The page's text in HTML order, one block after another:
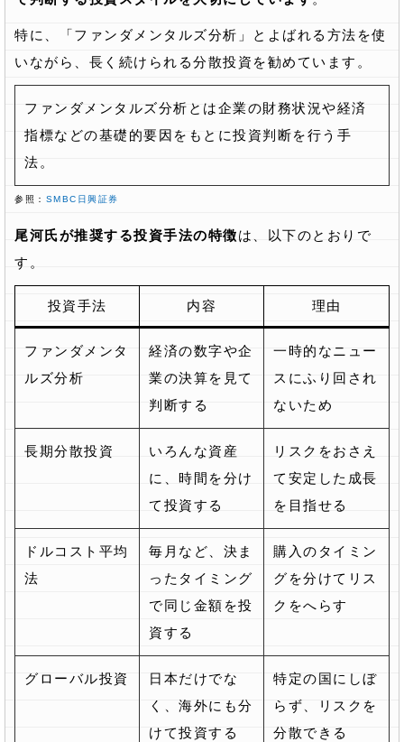
特に、「ファンダメンタルズ分析」とよばれる方法を使
いながら、長く続けられる分散投資を勧めています。
ファンダメンタルズ分析とは企業の財務状況や経済
指標などの基礎的要因をもとに投資判断を行う手
法。
参照： SMBC日興証券
尾河氏が推奨する投資手法の特徴は、以下のとおりで
す。
投資手法 内容 理由
ファンダメンタ
ルズ分析
経済の数字や企
業の決算を見て
判断する
一時的なニュー
スにふり回され
ないため
長期分散投資
いろんな資産
に、時間を分け
て投資する
リスクをおさえ
て安定した成長
を目指せる
ドルコスト平均
法
毎月など、決ま
ったタイミング
で同じ金額を投
資する
購入のタイミン
グを分けてリス
クをへらす
グローバル投資
日本だけでな
く、海外にも分
けて投資する
特定の国にしぼ
らず、リスクを
分散できる